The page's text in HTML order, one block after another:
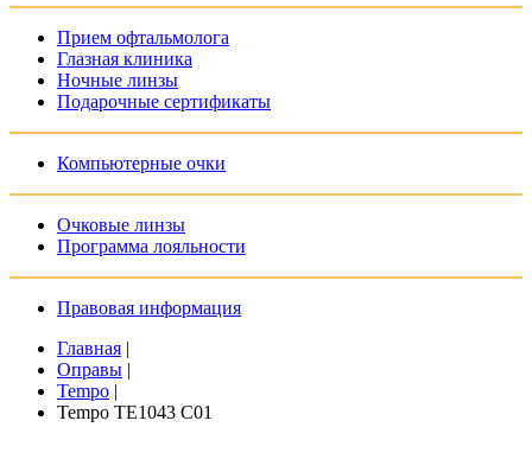
Прием офтальмолога
Глазная клиника
Ночные линзы
Подарочные сертификаты
Компьютерные очки
Очковые линзы
Программа лояльности
Правовая информация
Главная |
Оправы |
Tempo |
Tempo TE1043 C01